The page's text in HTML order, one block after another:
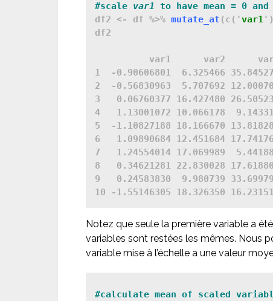
#scale var1 to have mean = 0
df2 <- df %>% mutate_at (c('var1
df2
var1      var2
1  -0.90606801  6.325466
2  -0.56830963  5.707692
3   0.06760377 16.427480
4   1.13001072 10.066178
5  -1.10827188 18.166670
6   1.09890684 12.451684
7   1.24554014 17.069989
8   0.34621281 22.830028
9   0.24583830  9.980739
Notez que seule la première variable a
variables sont restées les mêmes. Nous
variable mise à l’échelle a une valeur
#calculate mean of scaled